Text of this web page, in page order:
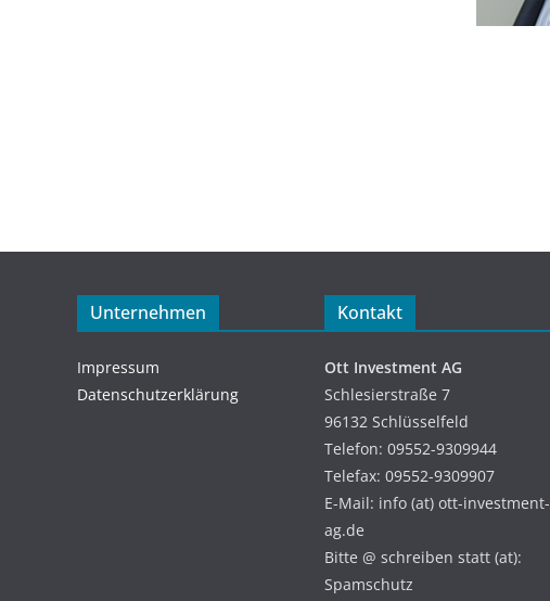
Unternehmen
Impressum
Datenschutzerklärung
Kontakt
Ott Investment AG
Schlesierstraße 7
96132 Schlüsselfeld
Telefon: 09552-9309944
Telefax: 09552-9309907
E-Mail: info (at) ott-investment-
ag.de
Bitte @ schreiben statt (at):
Spamschutz